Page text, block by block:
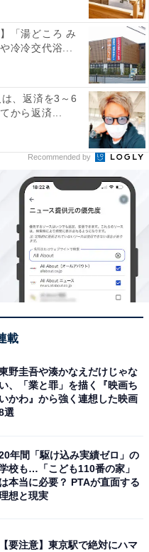
ウ並木さんぽのコー
ているのがモリタウン
大な一帯が「東京・昭島
この一帯はかつて巨大な
な街並みになっていま
「湯どころ み
冷冷交代浴...
、返済を3～6
から返済...
Recommended by
載
野圭吾や湊かなえだけじゃな
い、「業と罪」を描く『映画ち
いかわ』から強く連想した映画
選
年間「駆け込み実績ゼロ」の
校も…「こども110番の家」
は本当に必要？ PTAが直面する
想と現実
【要注意】東京駅で絶対にハマ